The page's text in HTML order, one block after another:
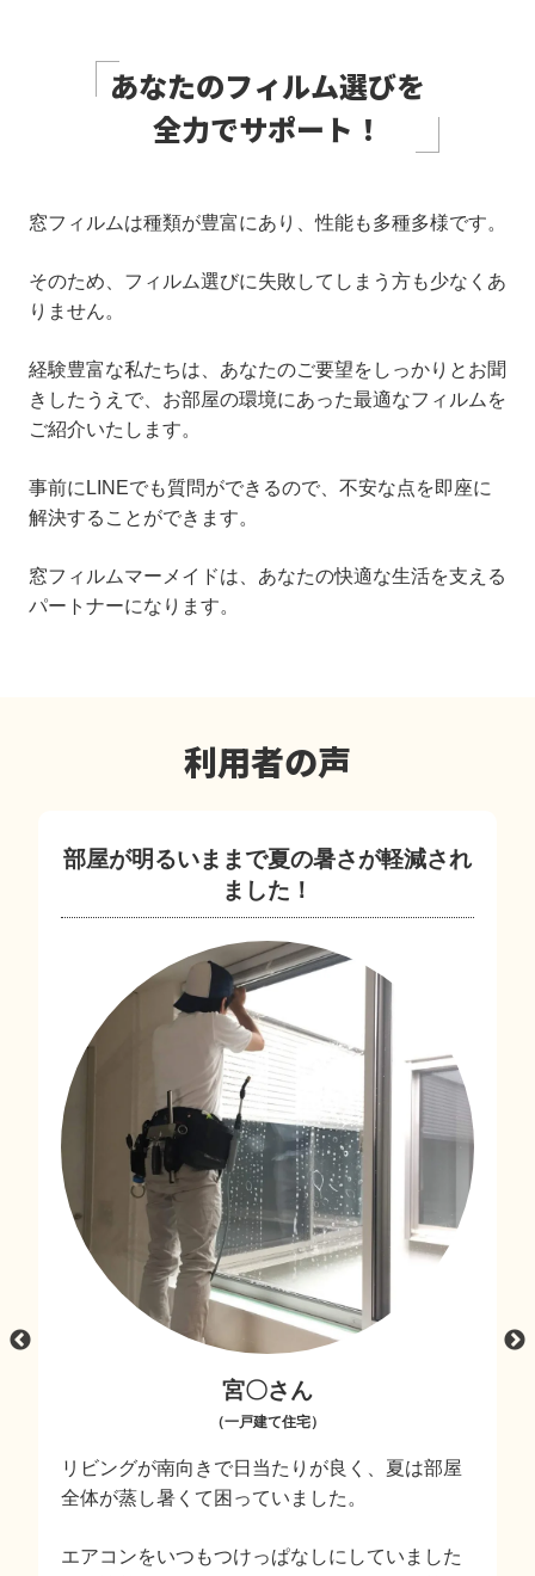
あなたのフィルム選びを
全力でサポート！
窓フィルムは種類が豊富にあり、性能も多種多様です。
そのため、フィルム選びに失敗してしまう方も少なくあ
りません。
経験豊富な私たちは、あなたのご要望をしっかりとお聞
きしたうえで、お部屋の環境にあった最適なフィルムを
ご紹介いたします。
事前にLINEでも質問ができるので、不安な点を即座に
解決することができます。
窓フィルムマーメイドは、あなたの快適な生活を支える
パートナーになります。
利用者の声
部屋が明るいままで夏の暑さが軽減され
ました！
宮〇さん
（一戸建て住宅）
リビングが南向きで日当たりが良く、夏は部屋
全体が蒸し暑くて困っていました。
エアコンをいつもつけっぱなしにしていました